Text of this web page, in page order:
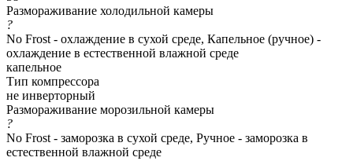
Размораживание холодильной камеры
?
No Frost - охлаждение в сухой среде, Капельное (ручное) -
охлаждение в естественной влажной среде
капельное
Тип компрессора
не инверторный
Размораживание морозильной камеры
?
No Frost - заморозка в сухой среде, Ручное - заморозка в
естественной влажной среде